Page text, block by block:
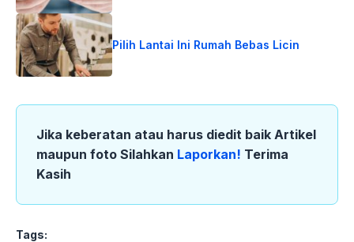
Pilih Lantai Ini Rumah Bebas Licin
Jika keberatan atau harus diedit baik Artikel
maupun foto Silahkan Laporkan! Terima
Kasih
Tags: